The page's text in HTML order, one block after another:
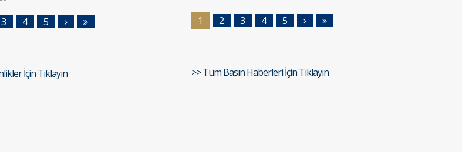
3 4 5
İçin Tıklayın
1 2 3 4 5
>> Tüm Basın Haberleri İçin Tıklayın